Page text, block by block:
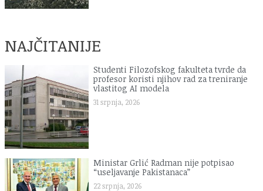
NAJČITANIJE
Studenti Filozofskog fakulteta tvrde da
profesor koristi njihov rad za treniranje
vlastitog AI modela
31 srpnja, 2026
Ministar Grlić Radman nije potpisao
“useljavanje Pakistanaca”
22 srpnja, 2026